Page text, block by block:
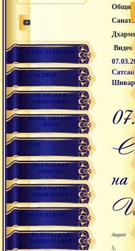
НАША ТРАДИЦИЯ
ПРАКТИКИ
РЕЛИГИЯ И
ФИЛОСОФИЯ
НАШИ АШРАМЫ
ЙОГИ
ГУРУ
ВСЕМИРНАЯ
ОБЩИНА
ЭКОЛОГИЯ
МЫШЛЕНИЯ
НАШЕ БУДУЩЕЕ
ВЕДИЧЕСКАЯ
ЦИВИЛИЗАЦИЯ
Община
/Видео
07.03.2016
на
August
5,